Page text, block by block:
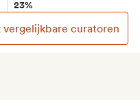
23%
vergelijkbare curatoren